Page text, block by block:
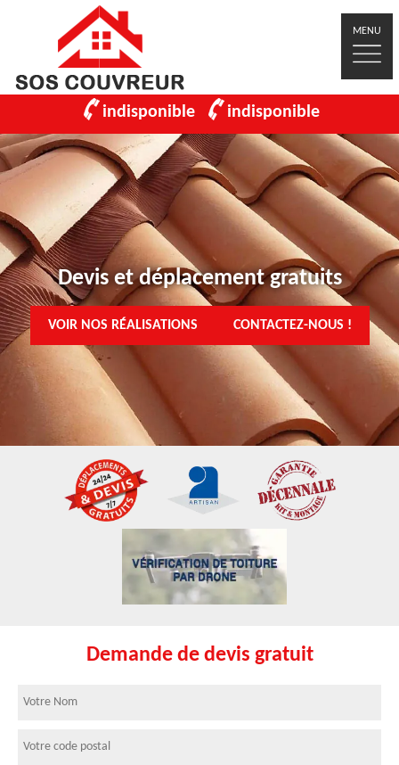
MENU
indisponible indisponible
Devis et déplacement gratuits
VOIR NOS RÉALISATIONS CONTACTEZ-NOUS !
Demande de devis gratuit